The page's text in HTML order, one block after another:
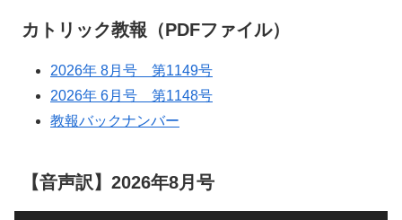
カトリック教報（PDFファイル）
2026年 8月号 第1149号
2026年 6月号 第1148号
教報バックナンバー
【音声訳】2026年8月号